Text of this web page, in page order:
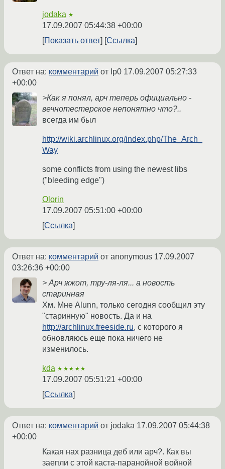
jodaka ★
17.09.2007 05:44:38 +00:00
Показать ответ
Ссылка
Ответ на: комментарий от Ip0 17.09.2007 05:27:33
+00:00
>Как я понял, арч теперь официально -
вечнотестерское непонятно что?..
всегда им был
http://wiki.archlinux.org/index.php/The_Arch_
Way
some conflicts from using the newest libs
("bleeding edge")
Olorin
17.09.2007 05:51:00 +00:00
Ссылка
Ответ на: комментарий от anonymous 17.09.2007
03:26:36 +00:00
> Арч жжот, тру-ля-ля... а новость
старинная
Хм. Мне Alunn, только сегодня сообщил эту
"старинную" новость. Да и на
http://archlinux.freeside.ru, с которого я
обновляюсь еще пока ничего не
изменилось.
kda ★★★★★
17.09.2007 05:51:21 +00:00
Ссылка
Ответ на: комментарий от jodaka 17.09.2007 05:44:38
+00:00
Какая нах разница деб или арч?. Как вы
заепли с этой каста-паранойной войной